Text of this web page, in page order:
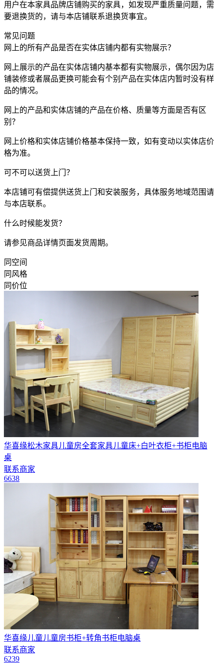
用户在本家具品牌店铺购买的家具，如发现严重质量问题，需
要退换货的，请与本店铺联系退换货事宜。
常见问题
网上的所有产品是否在实体店铺内都有实物展示？
网上展示的产品在实体店铺内基本都有实物展示，偶尔因为店
铺装修或者展品更换可能会有个别产品在实体店内暂时没有样
品的情况。
网上的产品和实体店铺的产品在价格、质量等方面是否有区
别？
网上价格和实体店铺价格基本保持一致，如有变动以实体店价
格为准。
可不可以送货上门？
本店铺可有偿提供送货上门和安装服务，具体服务地域范围请
与本店联系。
什么时候能发货？
请参见商品详情页面发货周期。
同空间
同风格
同价位
华喜缘松木家具儿童房全套家具儿童床+白叶衣柜+书柜电脑
桌
联系商家
6638
华喜缘儿童儿童房书柜+转角书柜电脑桌
联系商家
6239